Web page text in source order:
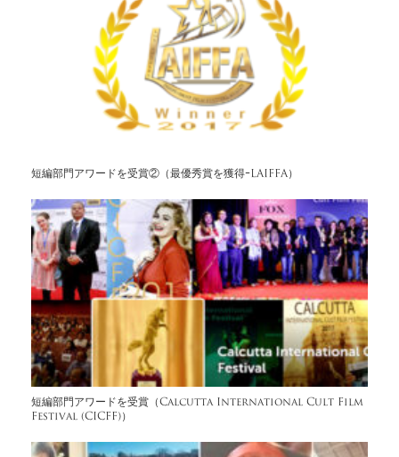
短編部門アワードを受賞②（最優秀賞を獲得ｰLAIFFA）
短編部門アワードを受賞（Calcutta International Cult Film
Festival (CICFF)）